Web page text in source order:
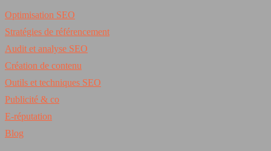
Optimisation SEO
Stratégies de référencement
Audit et analyse SEO
Création de contenu
Outils et techniques SEO
Publicité & co
E-réputation
Blog